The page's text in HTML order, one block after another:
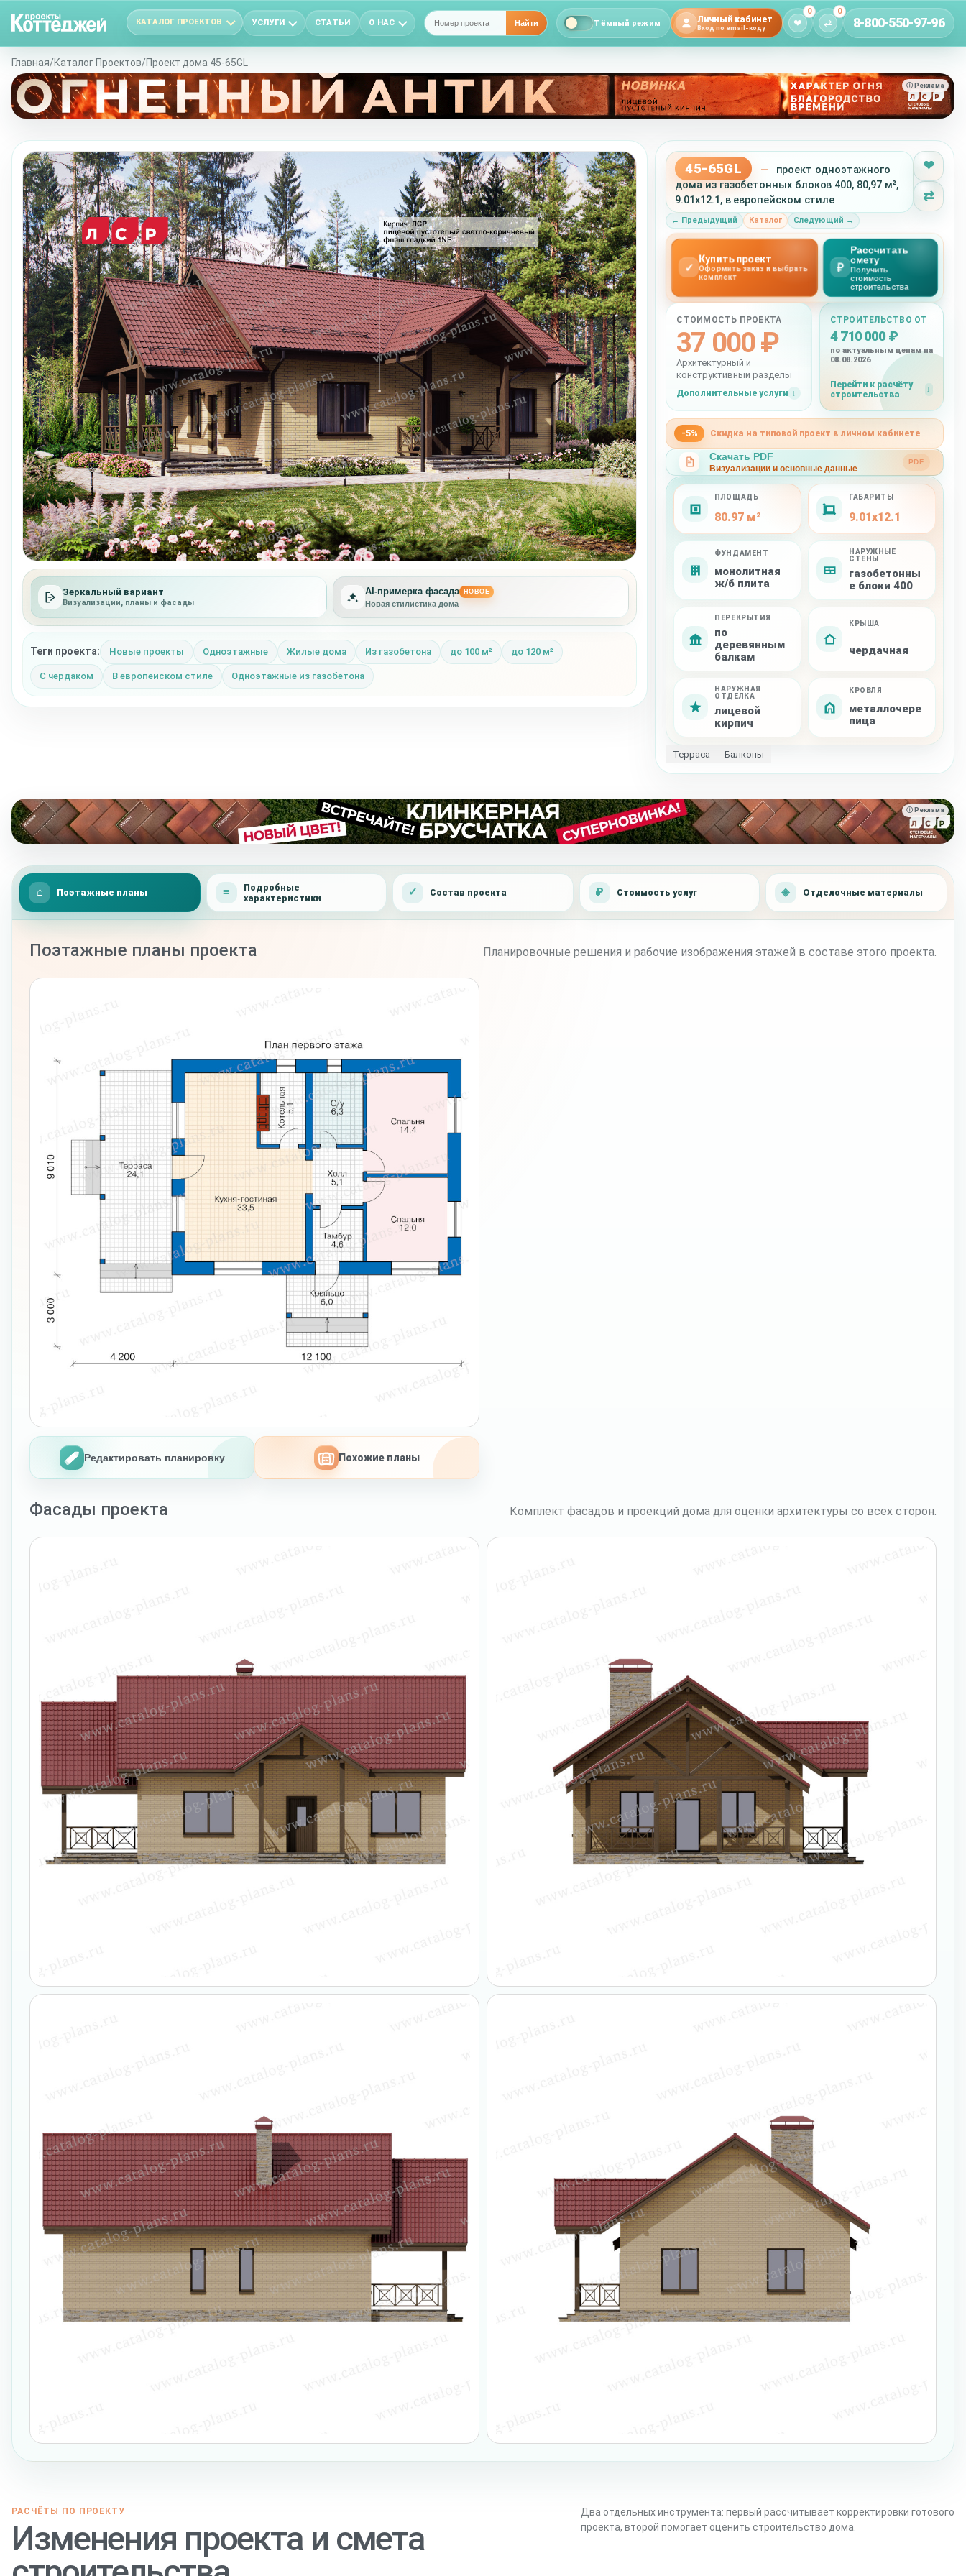
КАТАЛОГ ПРОЕКТОВ УСЛУГИ СТАТЬИ О НАС Найти Тёмный режим Личный кабинет
Вход по email-коду ❤
0
⇄
0
8-800-550-97-96
Главная/Каталог Проектов/Проект дома 45-65GL
ⓘ Реклама
Зеркальный вариант
Визуализации, планы и фасады
AI-примерка фасада НОВОЕ
Новая стилистика дома
Другая отделка фасада
Теги проекта: Новые проекты Одноэтажные Жилые дома Из газобетона до 100 м² до 120 м²
С чердаком В европейском стиле Одноэтажные из газобетона
45-65GL —
проект одноэтажного
дома из газобетонных блоков 400, 80,97 м²,
9.01x12.1, в европейском стиле
← Предыдущий Каталог Следующий →
❤
⇄
ПЛОЩАДЬ
80.97 м²
ГАБАРИТЫ
9.01x12.1
ФУНДАМЕНТ
монолитная
ж/б плита
НАРУЖНЫЕ
СТЕНЫ
газобетонны
е блоки 400
ПЕРЕКРЫТИЯ
по
деревянным
балкам
КРЫША
чердачная
НАРУЖНАЯ
ОТДЕЛКА
лицевой
кирпич
КРОВЛЯ
металлочере
пица
Терраса Балконы
СТОИМОСТЬ ПРОЕКТА
37 000 ₽
Архитектурный и
конструктивный разделы
Дополнительные услуги
СТРОИТЕЛЬСТВО ОТ
4 710 000 ₽
по актуальным ценам на
08.08.2026
Перейти к расчёту
строительства
-5% Скидка на типовой проект в личном кабинете
✓
Купить проект
Оформить заказ и выбрать
комплект
₽
Рассчитать
смету
Получить
стоимость
строительства
Скачать PDF
Визуализации и основные данные
PDF
ⓘ Реклама
Поэтажные планы
Подробные
характеристики
Состав проекта Стоимость услуг Отделочные материалы
Поэтажные планы проекта Планировочные решения и рабочие изображения этажей в составе этого проекта.
Редактировать планировку Похожие планы
Фасады проекта Комплект фасадов и проекций дома для оценки архитектуры со всех сторон.
РАСЧЁТЫ ПО ПРОЕКТУ
Изменения проекта и смета
Два отдельных инструмента: первый рассчитывает корректировки готового
проекта, второй помогает оценить строительство дома.